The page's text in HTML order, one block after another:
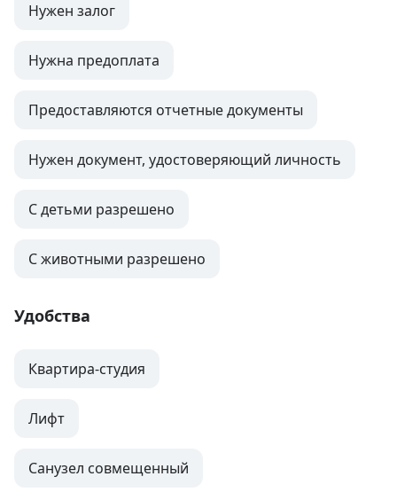
Нужен залог
Нужна предоплата
Предоставляются отчетные документы
Нужен документ, удостоверяющий личность
С детьми разрешено
С животными разрешено
Удобства
Квартира-студия
Лифт
Санузел совмещенный